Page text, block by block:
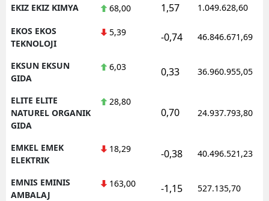
EKIZ EKIZ KIMYA 68,00 1,57 1.049.628,60
EKOS EKOS
TEKNOLOJI
5,39 -0,74 46.846.671,69
EKSUN EKSUN
GIDA
6,03 0,33 36.960.955,05
ELITE ELITE
NATUREL ORGANIK
GIDA
28,80
0,70 24.937.793,80
EMKEL EMEK
ELEKTRIK
18,29 -0,38 40.496.521,23
EMNIS EMINIS
AMBALAJ
163,00 -1,15 527.135,70